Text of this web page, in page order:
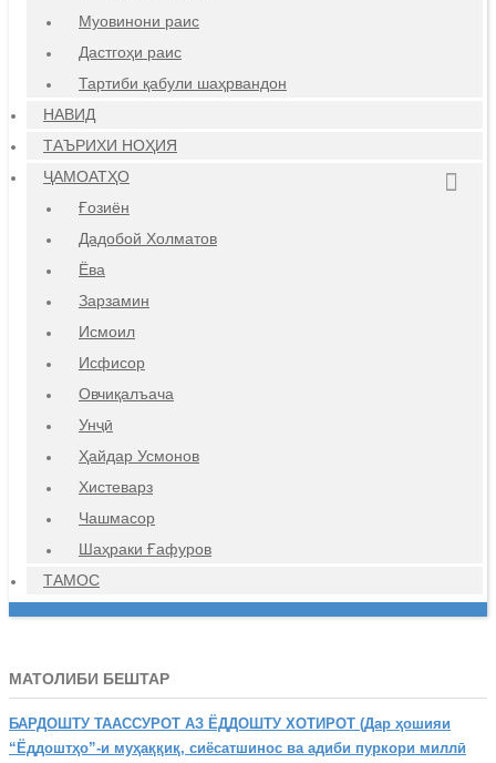
Муовинони раис
Дастгоҳи раис
Тартиби қабули шаҳрвандон
НАВИД
ТАЪРИХИ НОҲИЯ
ҶАМОАТҲО
Ғозиён
Дадобой Холматов
Ёва
Зарзамин
Исмоил
Исфисор
Овчиқалъача
Унҷӣ
Ҳайдар Усмонов
Хистеварз
Чашмасор
Шаҳраки Ғафуров
ТАМОС
МАТОЛИБИ БЕШТАР
БАРДОШТУ ТААССУРОТ АЗ ЁДДОШТУ ХОТИРОТ (Дар ҳошияи
“Ёддоштҳо”-и муҳаққиқ, сиёсатшинос ва адиби пуркори миллӣ